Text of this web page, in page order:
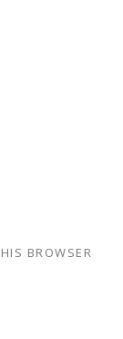
BROWSER